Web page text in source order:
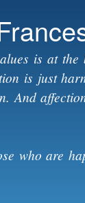
main
content
is at
is just
And
who are